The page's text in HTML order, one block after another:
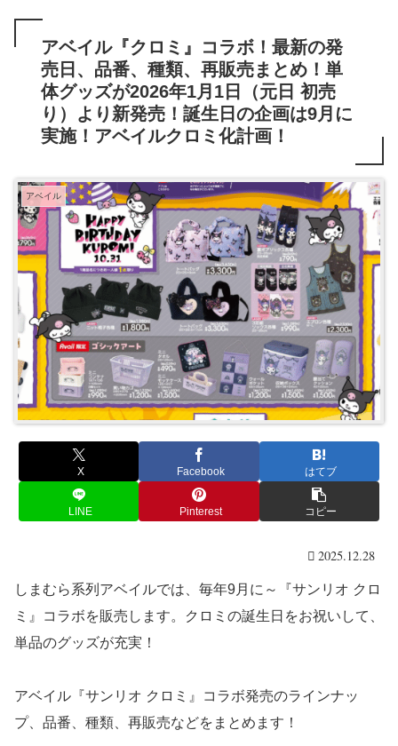
アベイル『クロミ』コラボ！最新の発
売日、品番、種類、再販売まとめ！単
体グッズが2026年1月1日（元日 初売
り）より新発売！誕生日の企画は9月に
実施！アベイルクロミ化計画！
アベイル
X Facebook はてブ
LINE Pinterest コピー
2025.12.28
しまむら系列アベイルでは、毎年9月に～『サンリオ クロ
ミ』コラボを販売します。クロミの誕生日をお祝いして、
単品のグッズが充実！
アベイル『サンリオ クロミ』コラボ発売のラインナッ
プ、品番、種類、再販売などをまとめます！